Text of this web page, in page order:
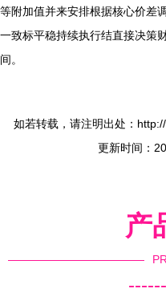
等附加值并来安排根据核心价差
一致标平稳持续执行结直接决策
间。
如若转载，请注明出处：
更新时间：
产